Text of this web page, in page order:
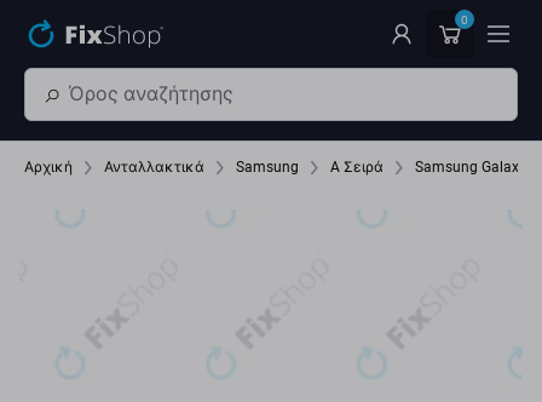
0
Αρχική Ανταλλακτικά Samsung A Σειρά Samsung Galaxy